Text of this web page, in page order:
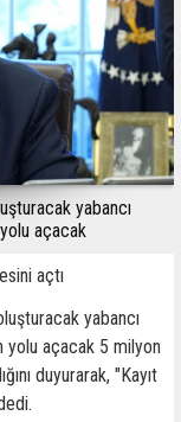
yabancı
açacak
açtı
yabancı
yolu açacak 5 milyon
duyurarak, "Kayıt